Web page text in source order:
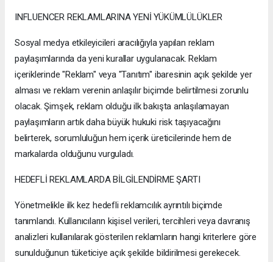
INFLUENCER REKLAMLARINA YENİ YÜKÜMLÜLÜKLER
Sosyal medya etkileyicileri aracılığıyla yapılan reklam
paylaşımlarında da yeni kurallar uygulanacak. Reklam
içeriklerinde "Reklam" veya "Tanıtım" ibaresinin açık şekilde yer
alması ve reklam verenin anlaşılır biçimde belirtilmesi zorunlu
olacak. Şimşek, reklam olduğu ilk bakışta anlaşılamayan
paylaşımların artık daha büyük hukuki risk taşıyacağını
belirterek, sorumluluğun hem içerik üreticilerinde hem de
markalarda olduğunu vurguladı.
HEDEFLİ REKLAMLARDA BİLGİLENDİRME ŞARTI
Yönetmelikle ilk kez hedefli reklamcılık ayrıntılı biçimde
tanımlandı. Kullanıcıların kişisel verileri, tercihleri veya davranış
analizleri kullanılarak gösterilen reklamların hangi kriterlere göre
sunulduğunun tüketiciye açık şekilde bildirilmesi gerekecek.